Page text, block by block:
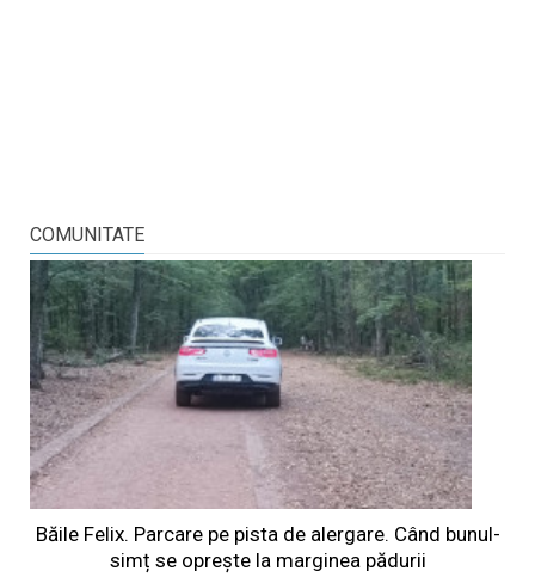
COMUNITATE
Băile Felix. Parcare pe pista de alergare. Când bunul-
simț se oprește la marginea pădurii